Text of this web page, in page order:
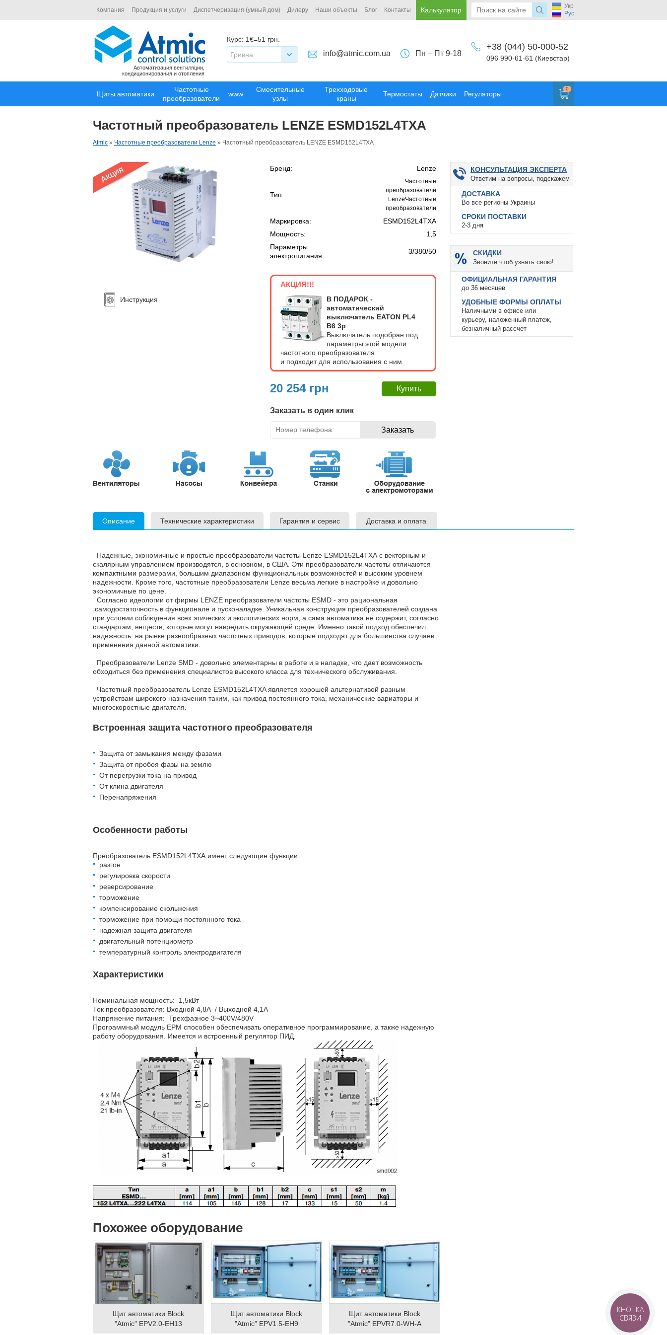
Компания Продукция и услуги Диспетчеризация (умный дом) Дилеру Наши объекты Блог Контакты Калькулятор
Укр
Рус
Автоматизация вентиляции,
кондиционирования и отопления
Курс: 1€=51 грн.
Гривна
info@atmic.com.ua Пн – Пт 9-18
+38 (044) 50-000-52
096 990-61-61 (Киевстар)
Щиты автоматики
Частотные
преобразователи
www
Смесительные
узлы
Трехходовые
краны
Термостаты Датчики Регуляторы
0
Частотный преобразователь LENZE ESMD152L4TXA
Atmic » Частотные преобразователи Lenze » Частотный преобразователь LENZE ESMD152L4TXA
Инструкция
Бренд: Lenze
Тип:
Частотные
преобразователи
LenzeЧастотные
преобразователи
Маркировка:
ESMD152L4TXA
Мощность:
1,5
Параметры
электропитания:
3/380/50
АКЦИЯ!!!
В ПОДАРОК -
автоматический
выключатель EATON PL4
В6 3p
Выключатель подобран под
параметры этой модели
частотного преобразователя
и подходит для использования с ним
20 254 грн
Заказать в один клик
КОНСУЛЬТАЦИЯ ЭКСПЕРТА
Ответим на вопросы, подскажем
ДОСТАВКА
Во все регионы Украины
СРОКИ ПОСТАВКИ
2-3 дня
СКИДКИ
Звоните чтоб узнать свою!
ОФИЦИАЛЬНАЯ ГАРАНТИЯ
до 36 месяцев
УДОБНЫЕ ФОРМЫ ОПЛАТЫ
Наличными в офисе или
курьеру, наложенный платеж,
безналичный рассчет
Описание Технические характеристики Гарантия и сервис Доставка и оплата
Надежные, экономичные и простые преобразователи частоты Lenze ESMD152L4TXA с векторным и
скалярным управлением производятся, в основном, в США. Эти преобразователи частоты отличаются
компактными размерами, большим диапазоном функциональных возможностей и высоким уровнем
надежности. Кроме того, частотные преобразователи Lenze весьма легкие в настройке и довольно
экономичные по цене.
Согласно идеологии от фирмы LENZE преобразователи частоты ESMD - это рациональная
самодостаточность в функционале и пусконаладке. Уникальная конструкция преобразователей создана
при условии соблюдения всех этических и экологических норм, а сама автоматика не содержит, согласно
стандартам, веществ, которые могут навредить окружающей среде. Именно такой подход обеспечил
надежность на рынке разнообразных частотных приводов, которые подходят для большинства случаев
применения данной автоматики.
Преобразователи Lenze SMD - довольно элементарны в работе и в наладке, что дает возможность
обходиться без применения специалистов высокого класса для технического обслуживания.
Частотный преобразователь Lenze ESMD152L4TXA является хорошей альтернативой разным
устройствам широкого назначения таким, как привод постоянного тока, механические вариаторы и
многоскоростные двигателя.
Встроенная защита частотного преобразователя
Защита от замыкания между фазами
Защита от пробоя фазы на землю
От перегрузки тока на привод
От клина двигателя
Перенапряжения
Особенности работы
Преобразователь ESMD152L4TXA имеет следующие функции:
разгон
регулировка скорости
реверсирование
торможение
компенсирование скольжения
торможение при помощи постоянного тока
надежная защита двигателя
двигательный потенциометр
температурный контроль электродвигателя
Характеристики
Номинальная мощность: 1,5кВт
Ток преобразователя: Входной 4,8А / Выходной 4,1А
Напряжение питания: Трехфазное 3~400V/480V
Программный модуль EPM способен обеспечивать оперативное программирование, а также надежную
работу оборудования. Имеется и встроенный регулятор ПИД.
Похожее оборудование
Щит автоматики Block
"Atmic" EPV2.0-EH13
Щит автоматики Block
"Atmic" EPV1.5-EH9
Щит автоматики Block
"Atmic" EPVR7.0-WH-A
КНОПКА
СВЯЗИ